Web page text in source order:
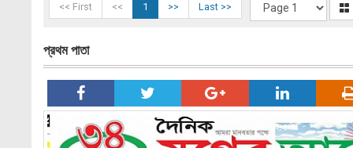
<< First << 1 >> Last >>
প্রথম পাতা